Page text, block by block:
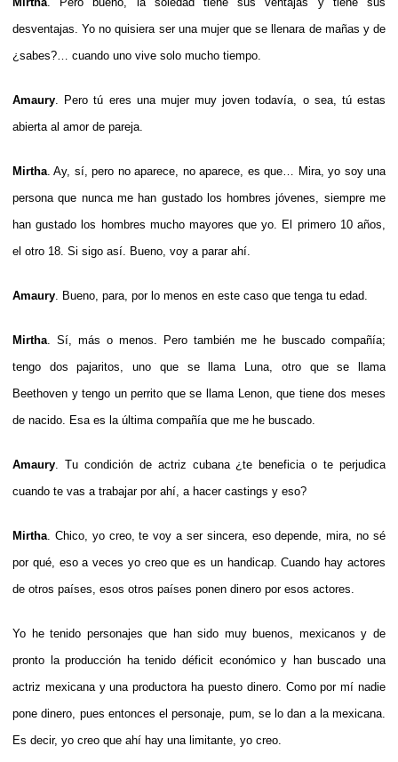
desventajas. Yo no quisiera ser una mujer que se llenara de mañas y de
¿sabes?… cuando uno vive solo mucho tiempo.
Amaury . Pero tú eres una mujer muy joven todavía, o sea, tú estas
abierta al amor de pareja.
Mirtha . Ay, sí, pero no aparece, no aparece, es que… Mira, yo soy una
persona que nunca me han gustado los hombres jóvenes, siempre me
han gustado los hombres mucho mayores que yo. El primero 10 años,
el otro 18. Si sigo así. Bueno, voy a parar ahí.
Amaury . Bueno, para, por lo menos en este caso que tenga tu edad.
Mirtha . Sí, más o menos. Pero también me he buscado compañía;
tengo dos pajaritos, uno que se llama Luna, otro que se llama
Beethoven y tengo un perrito que se llama Lenon, que tiene dos meses
de nacido. Esa es la última compañía que me he buscado.
Amaury . Tu condición de actriz cubana ¿te beneficia o te perjudica
cuando te vas a trabajar por ahí, a hacer castings y eso?
Mirtha . Chico, yo creo, te voy a ser sincera, eso depende, mira, no sé
por qué, eso a veces yo creo que es un handicap. Cuando hay actores
de otros países, esos otros países ponen dinero por esos actores.
Yo he tenido personajes que han sido muy buenos, mexicanos y de
pronto la producción ha tenido déficit económico y han buscado una
actriz mexicana y una productora ha puesto dinero. Como por mí nadie
pone dinero, pues entonces el personaje, pum, se lo dan a la mexicana.
Es decir, yo creo que ahí hay una limitante, yo creo.